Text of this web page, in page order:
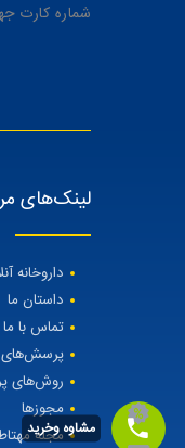
شماره کارت جهت خرید
لینک‌های
داروخانه
داستان ما
تماس با ما
پرسش‌های
روش‌های
مجوزها
مجله
مشاوه وخرید